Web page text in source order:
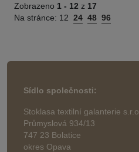
Zobrazeno 1 - 12 z 17
Na stránce: 12 24 48 96
Sídlo společnosti:
Stoklasa textilní galanterie s.r.o.
Průmyslová 934/13
747 23 Bolatice
okres Opava